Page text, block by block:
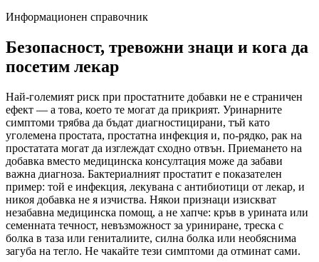
Информационен справочник
Безопасност, тревожни знаци и кога да
посетим лекар
Най-големият риск при простатните добавки не е страничен
ефект — а това, което те могат да прикрият. Уринарните
симптоми трябва да бъдат диагностицирани, тъй като
уголемена простата, простатна инфекция и, по-рядко, рак на
простатата могат да изглеждат сходно отвън. Приемането на
добавка вместо медицинска консултация може да забави
важна диагноза. Бактериалният простатит е показателен
пример: той е инфекция, лекувана с антибиотици от лекар, и
никоя добавка не я изчиства. Някои признаци изискват
незабавна медицинска помощ, а не хапче: кръв в урината или
семенната течност, невъзможност за уриниране, треска с
болка в таза или гениталиите, силна болка или необяснима
загуба на тегло. Не чакайте тези симптоми да отминат сами.